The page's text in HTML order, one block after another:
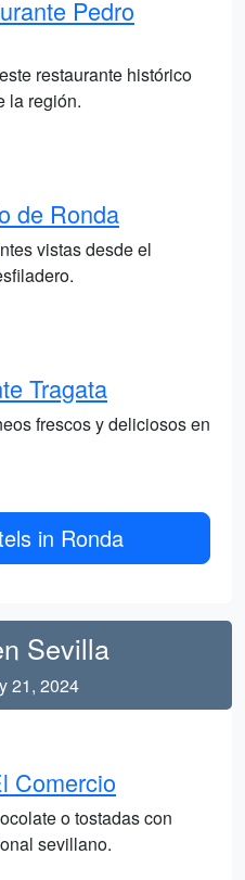
Pedro
restaurante histórico
la región.
de Ronda
vistas desde el
Tragata
frescos y deliciosos en
in Ronda
Sevilla
21, 2024
Comercio
o tostadas con
sevillano.